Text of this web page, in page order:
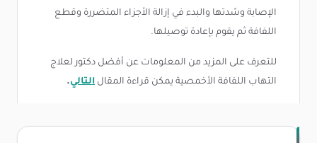
الإصابة وشدتها والبدء في إزالة الأجزاء المتضررة وقطع
اللفافة ثم يقوم بإعادة توصيلها.
للتعرف على المزيد من المعلومات عن أفضل دكتور لعلاج
التهاب اللفافة الأخمصية يمكن قراءة المقال التالي.